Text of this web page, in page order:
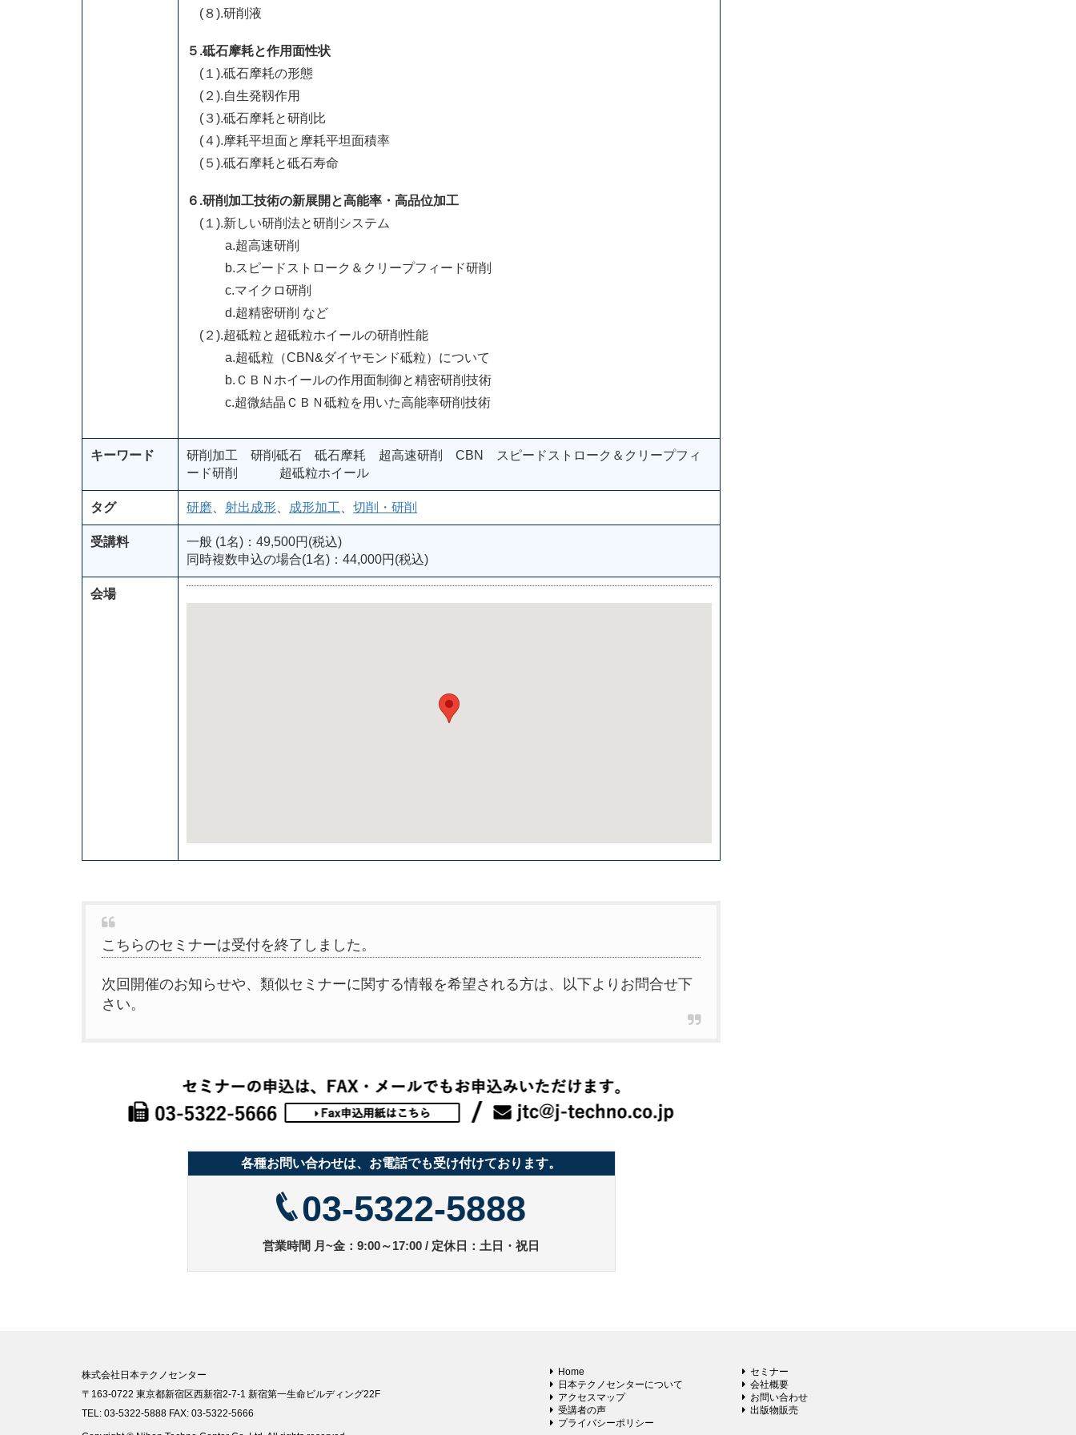
(８).研削液
５.砥石摩耗と作用面性状
(１).砥石摩耗の形態
(２).自生発靱作用
(３).砥石摩耗と研削比
(４).摩耗平坦面と摩耗平坦面積率
(５).砥石摩耗と砥石寿命
６.研削加工技術の新展開と高能率・高品位加工
(１).新しい研削法と研削システム
a.超高速研削
b.スピードストローク＆クリープフィード研削
c.マイクロ研削
d.超精密研削 など
(２).超砥粒と超砥粒ホイールの研削性能
a.超砥粒（CBN&ダイヤモンド砥粒）について
b.ＣＢＮホイールの作用面制御と精密研削技術
c.超微結晶ＣＢＮ砥粒を用いた高能率研削技術
キーワード
研削加工 研削砥石 砥石摩耗 超高速研削 CBN スピードストローク＆クリープフィ
ード研削 超砥粒ホイール
タグ 研磨 射出成形 成形加工 切削・研削
受講料
一般 (1名)：49,500円(税込)
同時複数申込の場合(1名)：44,000円(税込)
会場
こちらのセミナーは受付を終了しました。
次回開催のお知らせや、類似セミナーに関する情報を希望される方は、以下よりお問合せ下
さい。
各種お問い合わせは、お電話でも受け付けております。
03-5322-5888
営業時間 月~金：9:00～17:00 / 定休日：土日・祝日
Home
セミナー
日本テクノセンターについて
会社概要
アクセスマップ
お問い合わせ
受講者の声
出版物販売
プライバシーポリシー
株式会社日本テクノセンター
〒163-0722 東京都新宿区西新宿2-7-1 新宿第一生命ビルディング22F
TEL: 03-5322-5888 FAX: 03-5322-5666